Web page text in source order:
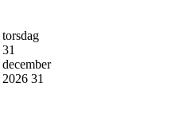
torsdag
31
december
2026 31